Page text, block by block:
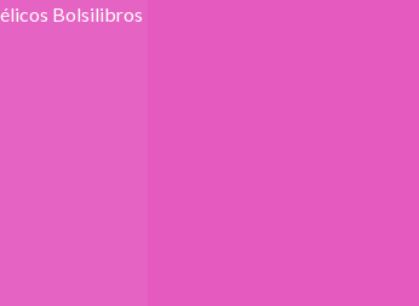
Bolsilibros